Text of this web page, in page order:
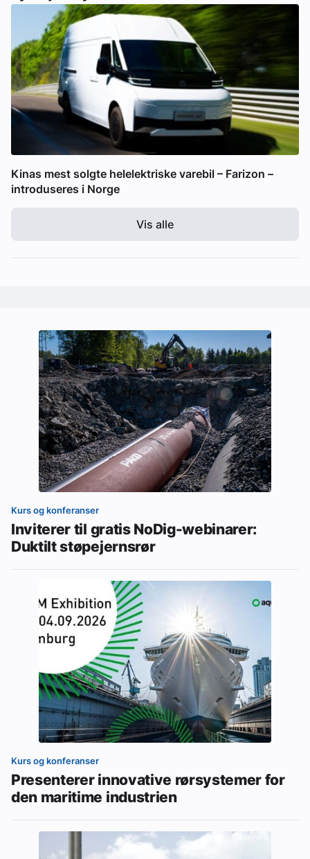
Kinas mest solgte helelektriske varebil – Farizon –
introduseres i Norge
Vis alle
Kurs og konferanser
Inviterer til gratis NoDig-webinarer:
Duktilt støpejernsrør
Kurs og konferanser
Presenterer innovative rørsystemer for
den maritime industrien